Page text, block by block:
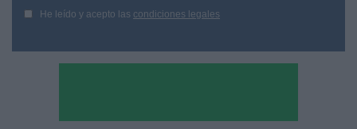
He leído y acepto las condiciones legales